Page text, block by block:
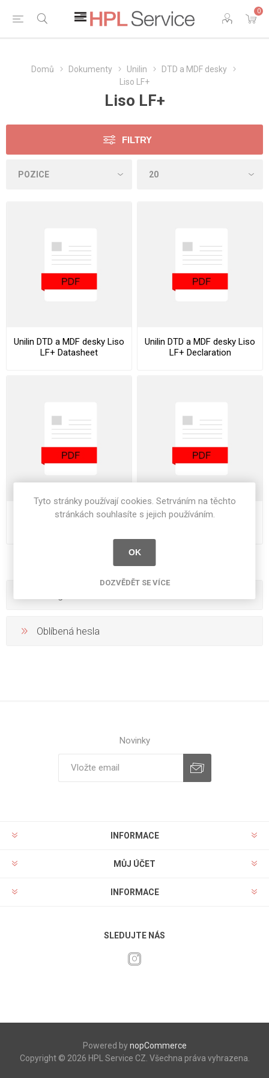
0
Domů Dokumenty Unilin
DTD a MDF desky
Liso LF+
Liso LF+
FILTRY
Unilin DTD a MDF desky Liso
LF+ Datasheet
Unilin DTD a MDF desky Liso
LF+ Declaration
Unilin DTD a MDF desky Liso
Unilin DTD a MDF desky Liso
Oblíbená hesla
Novinky
INFORMACE
MŮJ ÚČET
INFORMACE
SLEDUJTE NÁS
Powered bynopCommerce
Copyright © 2026 HPL Service CZ. Všechna práva vyhrazena.
Tyto stránky používají cookies. Setrváním na těchto
stránkách souhlasíte s jejich používáním.
OK
DOZVĚDĚT SE VÍCE